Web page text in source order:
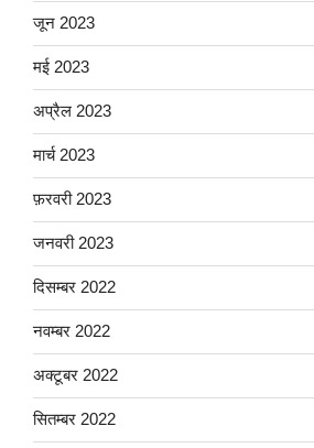
जून 2023
मई 2023
अप्रैल 2023
मार्च 2023
फ़रवरी 2023
जनवरी 2023
दिसम्बर 2022
नवम्बर 2022
अक्टूबर 2022
सितम्बर 2022